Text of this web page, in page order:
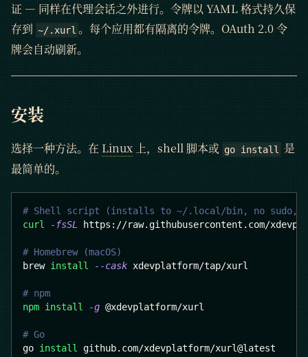
证 — 同样在代理会话之外进行。令牌以 YAML 格式持久保
存到 ~/.xurl 。每个应用都有隔离的令牌。OAuth 2.0 令
牌会自动刷新。
安装
选择一种方法。在 Linux 上，shell 脚本或 go install
是
最简单的。
# Shell script (installs to ~/.local/bin, no sudo,
curl
-fsSL https://raw.githubusercontent.com/
# Homebrew (macOS)
brew install --cask xdevplatform/tap/xurl
# npm
npm install -g @xdevplatform/xurl
# Go
go install github.com/xdevplatform/xurl@latest